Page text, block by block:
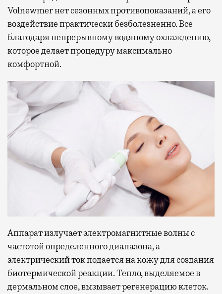
Volnewmer нет сезонных противопоказаний, а его
воздействие практически безболезненно. Все
благодаря непрерывному водяному охлаждению,
которое делает процедуру максимально
комфортной.
Аппарат излучает электромагнитные волны с
частотой определенного диапазона, а
электрический ток подается на кожу для создания
биотермической реакции. Тепло, выделяемое в
дермальном слое, вызывает регенерацию клеток.